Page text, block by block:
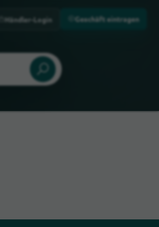
Händler-Login Geschäft eintragen